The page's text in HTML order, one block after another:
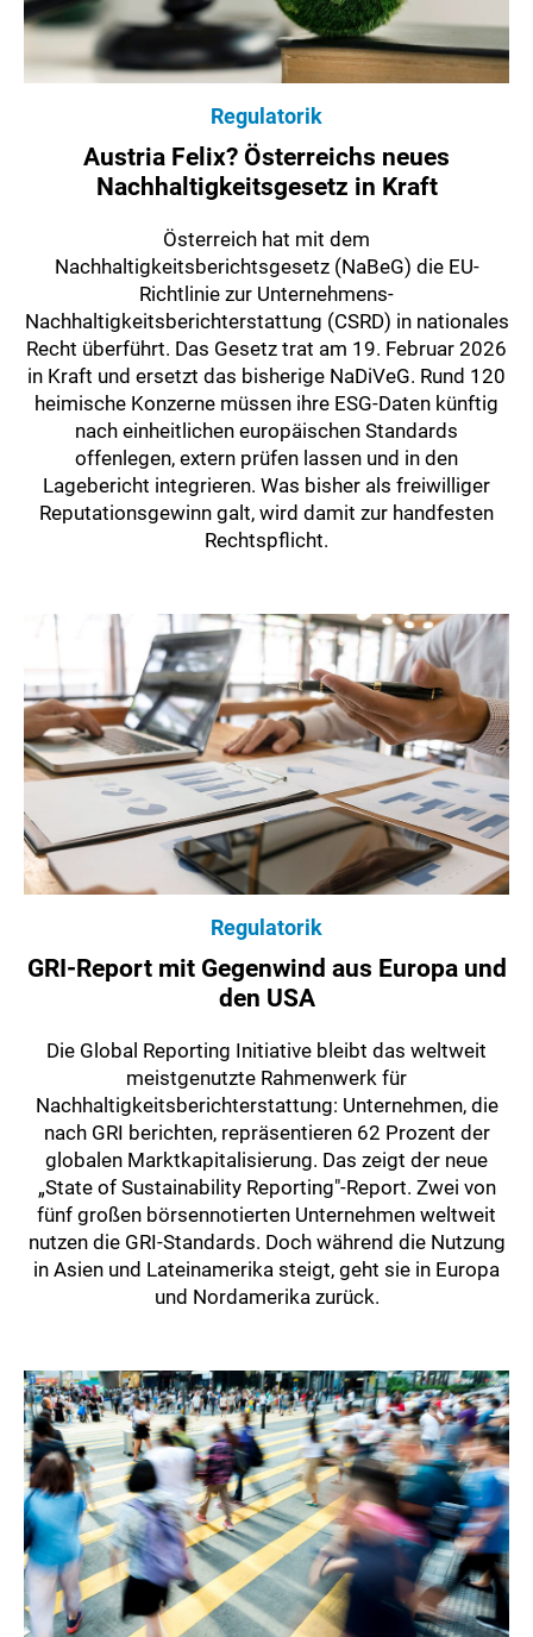
Regulatorik
Austria Felix? Österreichs neues
Nachhaltigkeitsgesetz in Kraft
Österreich hat mit dem
Nachhaltigkeitsberichtsgesetz (NaBeG) die EU-
Richtlinie zur Unternehmens-
Nachhaltigkeitsberichterstattung (CSRD) in nationales
Recht überführt. Das Gesetz trat am 19. Februar 2026
in Kraft und ersetzt das bisherige NaDiVeG. Rund 120
heimische Konzerne müssen ihre ESG-Daten künftig
nach einheitlichen europäischen Standards
offenlegen, extern prüfen lassen und in den
Lagebericht integrieren. Was bisher als freiwilliger
Reputationsgewinn galt, wird damit zur handfesten
Rechtspflicht.
Regulatorik
GRI-Report mit Gegenwind aus Europa und
den USA
Die Global Reporting Initiative bleibt das weltweit
meistgenutzte Rahmenwerk für
Nachhaltigkeitsberichterstattung: Unternehmen, die
nach GRI berichten, repräsentieren 62 Prozent der
globalen Marktkapitalisierung. Das zeigt der neue
„State of Sustainability Reporting"-Report. Zwei von
fünf großen börsennotierten Unternehmen weltweit
nutzen die GRI-Standards. Doch während die Nutzung
in Asien und Lateinamerika steigt, geht sie in Europa
und Nordamerika zurück.